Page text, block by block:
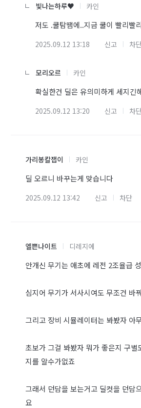
빛나는하루♥ 카인
저도 .쿨탐땜에..지금 쿨이 빨리빨
2025.09.12 13:18 신고 차
모리오르 카인
확실한건 딜은 유의미하게 세지긴
2025.09.12 13:20 신고 차
가리봉칼잽이 카인
딜 오르니 바꾸는게 맞습니다
2025.09.12 13:42 신고 차단
엘쁜나이트 디레지에
안개신 무기는 애초에 레전 2조율급
심지어 무기가 서사시여도 무조건 바
그리고 장비 시뮬레이터는 봐봤자 아
초보가 그걸 봐봤자 뭐가 좋은지 구
지를 알수가없죠
그래서 던담을 보는거고 딜컷을 던담
요